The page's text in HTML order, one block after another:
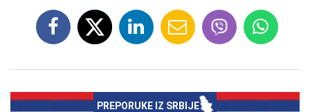
PREPORUKE IZ SRBIJE